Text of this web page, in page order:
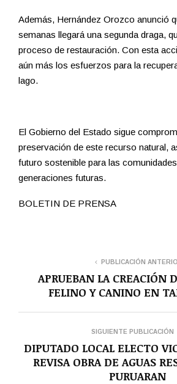
Además, Hernández Orozco anunció
semanas llegará una segunda draga,
proceso de restauración. Con esta
aún más los esfuerzos para la
lago.
El Gobierno del Estado sigue
preservación de este recurso natural,
futuro sostenible para las
generaciones futuras.
BOLETIN DE PRENSA
PUBLICACIÓN
APRUEBAN LA CREACIÓN
FELINO Y CANINO EN
SIGUIENTE PUBLICACIÓN
DIPUTADO LOCAL ELECTO
REVISA OBRA DE AGUAS
PURUARAN